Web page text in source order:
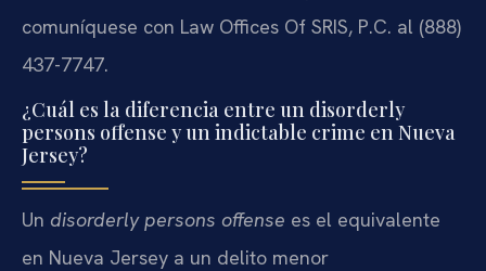
comuníquese con Law Offices Of SRIS, P.C. al (888)
437-7747.
¿Cuál es la diferencia entre un disorderly
persons offense y un indictable crime en Nueva
Jersey?
Un disorderly persons offense es el equivalente
en Nueva Jersey a un delito menor